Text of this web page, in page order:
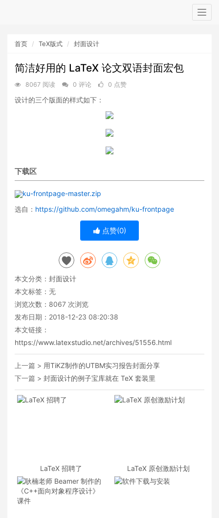
首页 TeX版式 封面设计
简洁好用的 LaTeX 论文双语封面宏包
8067 阅读 0 评论 0 点赞
设计的三个版面的样式如下：
下载区
ku-frontpage-master.zip
选自： https://github.com/omegahm/ku-frontpage
点赞(0)
本文分类： 封面设计
本文标签：无
浏览次数： 8067 次浏览
发布日期：2018-12-23 08:20:38
本文链接：
https://www.latexstudio.net/archives/51556.html
上一篇 > 用TiKZ制作的UTBM实习报告封面分享
下一篇 > 封面设计的例子宝库就在 TeX 套装里
LaTeX 招聘了 LaTeX 原创激励计划